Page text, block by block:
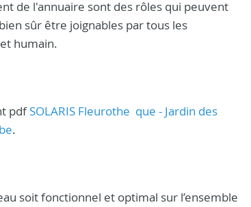
de l'annuaire sont des rôles qui peuvent
sûr être joignables par tous les
humain.
pdfSOLARIS Fleurothe que - Jardin des
.
soit fonctionnel et optimal sur l’ensemble